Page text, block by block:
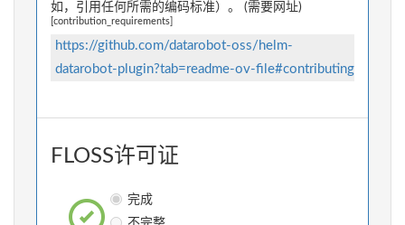
如，引用任何所需的编码标准）。 (需要网址)
[contribution_requirements]
https://github.com/datarobot-oss/helm-
datarobot-plugin?tab=readme-ov-file#contributing
FLOSS许可证
完成